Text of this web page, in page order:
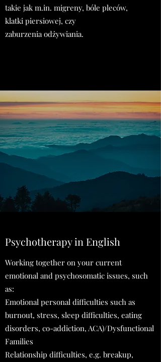
takie jak m.in. migreny, bóle pleców,
klatki piersiowej, czy
zaburzenia odżywiania.
Psychotherapy in English
Working together on your current
emotional and psychosomatic issues, such
as:
Emotional personal difficulties such as
burnout, stress, sleep difficulties, eating
disorders, co-addiction, ACA)/Dysfunctional
Families
Relationship difficulties, e.g. breakup,